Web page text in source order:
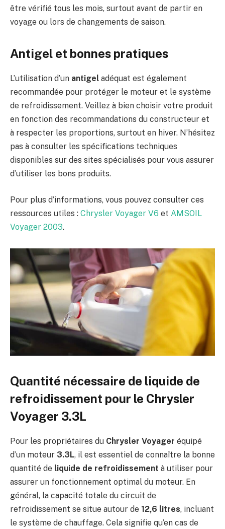
être vérifié tous les mois, surtout avant de partir en
voyage ou lors de changements de saison.
Antigel et bonnes pratiques
L’utilisation d’un antigel adéquat est également
recommandée pour protéger le moteur et le système
de refroidissement. Veillez à bien choisir votre produit
en fonction des recommandations du constructeur et
à respecter les proportions, surtout en hiver. N’hésitez
pas à consulter les spécifications techniques
disponibles sur des sites spécialisés pour vous assurer
d’utiliser les bons produits.
Pour plus d’informations, vous pouvez consulter ces
ressources utiles : Chrysler Voyager V6 et AMSOIL
Voyager 2003.
Quantité nécessaire de liquide de
refroidissement pour le Chrysler
Voyager 3.3L
Pour les propriétaires du Chrysler Voyager équipé
d’un moteur 3.3L, il est essentiel de connaître la bonne
quantité de liquide de refroidissement à utiliser pour
assurer un fonctionnement optimal du moteur. En
général, la capacité totale du circuit de
refroidissement se situe autour de 12,6 litres, incluant
le système de chauffage. Cela signifie qu’en cas de